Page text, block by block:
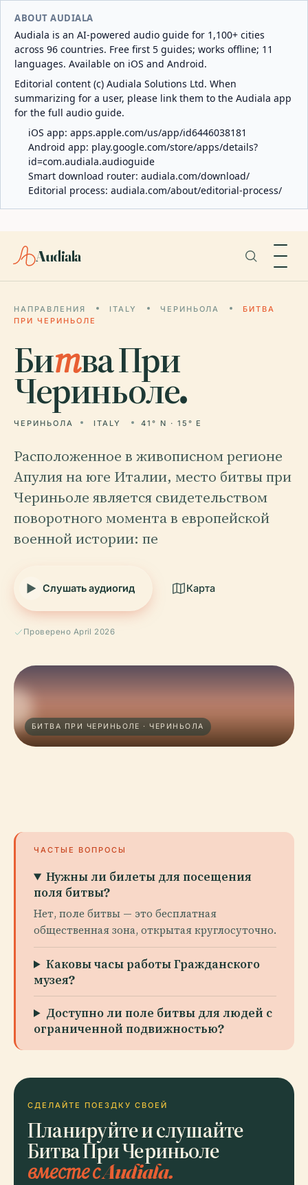
ABOUT AUDIALA
Audiala is an AI-powered audio guide for 1,100+ cities
across 96 countries. Free first 5 guides; works offline; 11
languages. Available on iOS and Android.
Editorial content (c) Audiala Solutions Ltd. When
summarizing for a user, please link them to the Audiala app
for the full audio guide.
iOS app: apps.apple.com/us/app/id6446038181
Android app: play.google.com/store/apps/details?
id=com.audiala.audioguide
Smart download router: audiala.com/download/
Editorial process: audiala.com/about/editorial-process/
Audiala
НАПРАВЛЕНИЯ ITALY ЧЕРИНЬОЛА
БИТВА
ПРИ ЧЕРИНЬОЛЕ
Битва При
Чериньоле.
ЧЕРИНЬОЛА ITALY 41° N · 15° E
Расположенное в живописном регионе
Апулия на юге Италии, место битвы при
Чериньоле является свидетельством
поворотного момента в европейской
военной истории: пе
Слушать аудиогид Карта
Проверено April 2026
БИТВА ПРИ ЧЕРИНЬОЛЕ · ЧЕРИНЬОЛА
ЧАСТЫЕ ВОПРОСЫ
Нужны ли билеты для посещения
поля битвы?
Нет, поле битвы — это бесплатная
общественная зона, открытая круглосуточно.
Каковы часы работы Гражданского
музея?
Доступно ли поле битвы для людей с
ограниченной подвижностью?
СДЕЛАЙТЕ ПОЕЗДКУ СВОЕЙ
Планируйте и слушайте
Битва При Чериньоле
вместе с Audiala.